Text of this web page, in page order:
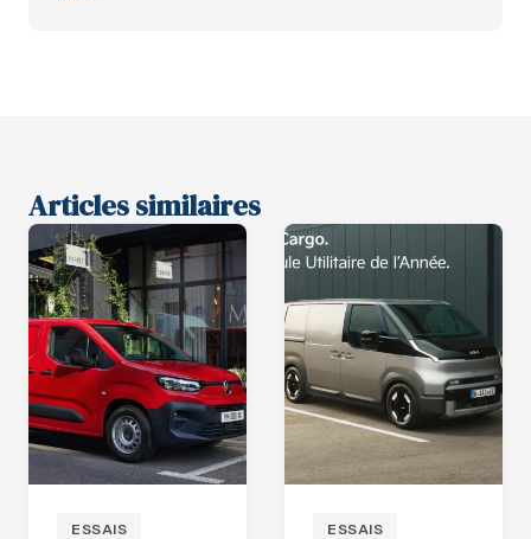
Articles similaires
ESSAIS ESSAIS